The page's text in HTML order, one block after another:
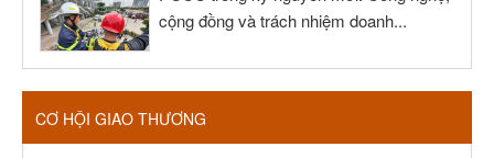
cộng đồng và trách nhiệm doanh...
CƠ HỘI GIAO THƯƠNG